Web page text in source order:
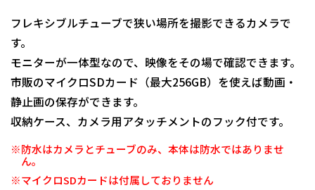
フレキシブルチューブで狭い場所を撮影できるカメラで
す。
モニターが一体型なので、映像をその場で確認できます。
市販のマイクロSDカード（最大256GB）を使えば動画・
静止画の保存ができます。
収納ケース、カメラ用アタッチメントのフック付です。
※防水はカメラとチューブのみ、本体は防水ではありませ
ん。
※マイクロSDカードは付属しておりません